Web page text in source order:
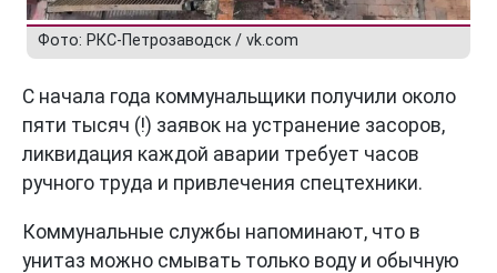
Фото: РКС-Петрозаводск / vk.com
С начала года коммунальщики получили около
пяти тысяч (!) заявок на устранение засоров,
ликвидация каждой аварии требует часов
ручного труда и привлечения спецтехники.
Коммунальные службы напоминают, что в
унитаз можно смывать только воду и обычную